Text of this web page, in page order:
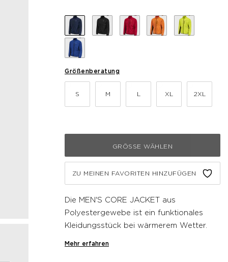
Größenberatung
S M L XL 2XL
GRÖSSE WÄHLEN
ZU MEINEN FAVORITEN HINZUFÜGEN
Die MEN'S CORE JACKET aus
Polyestergewebe ist ein funktionales
Kleidungsstück bei wärmerem Wetter.
Mehr erfahren